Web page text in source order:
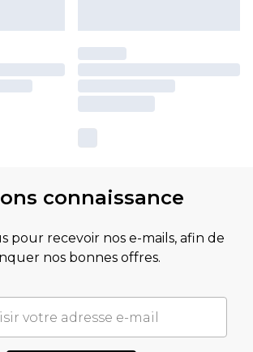
connaissance
pour recevoir nos e-mails, afin de
nos bonnes offres.